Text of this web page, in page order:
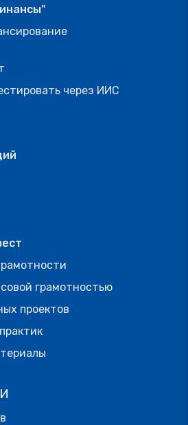
через ИИС
грамотностью
проектов